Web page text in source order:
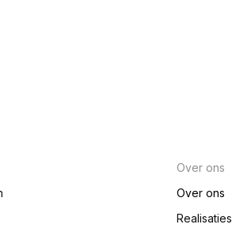
Over ons
Over ons
Realisaties